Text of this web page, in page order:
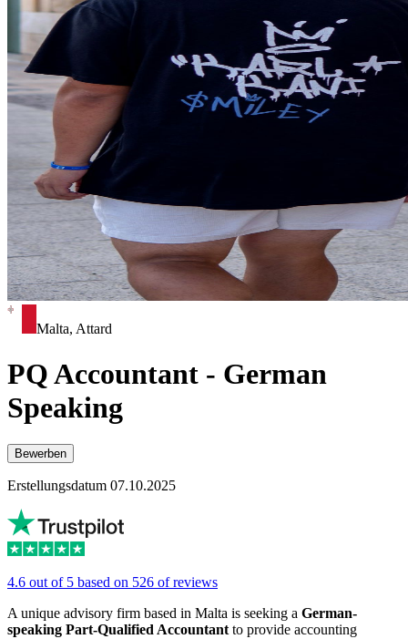
Malta, Attard
PQ Accountant - German
Speaking
Bewerben
Erstellungsdatum 07.10.2025
4.6 out of 5 based on 526 of reviews
A unique advisory firm based in Malta is seeking a German-
speaking Part-Qualified Accountant to provide accounting